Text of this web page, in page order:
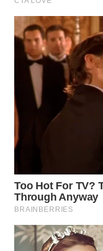
WN
MALUKU
WN
MALUT
TOBA
WN
NIAS